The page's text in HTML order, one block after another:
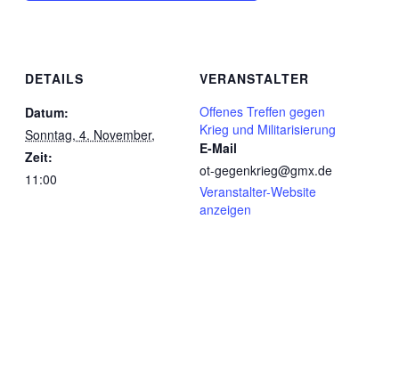
DETAILS
Datum:
Sonntag, 4. November,
Zeit:
11:00
VERANSTALTER
Offenes Treffen gegen
Krieg und Militarisierung
E-Mail
ot-gegenkrieg@gmx.de
Veranstalter-Website
anzeigen